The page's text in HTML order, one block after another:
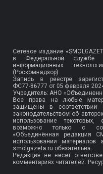
Сетевое издание
в Федеральной
информационных
(Роскомнадзор).
Запись в реестре
ФС77-86777 от 05 февраля
Учредитель: АНО
Все права на любые
защищены в
законодательством об
использование
возможно только с
«Объединённая редакция
использовании материалов
smolgazeta.ru обязательна.
Редакция не несет
комментариях читателей.